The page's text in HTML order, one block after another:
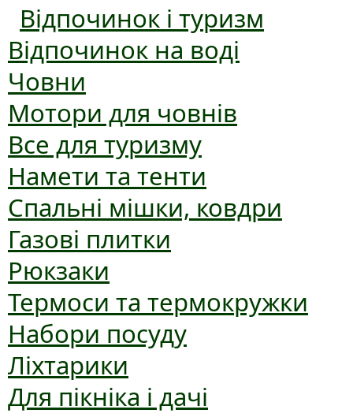
Відпочинок і туризм
Відпочинок на воді
Човни
Мотори для човнів
Все для туризму
Намети та тенти
Спальні мішки, ковдри
Газові плитки
Рюкзаки
Термоси та термокружки
Набори посуду
Ліхтарики
Для пікніка і дачі